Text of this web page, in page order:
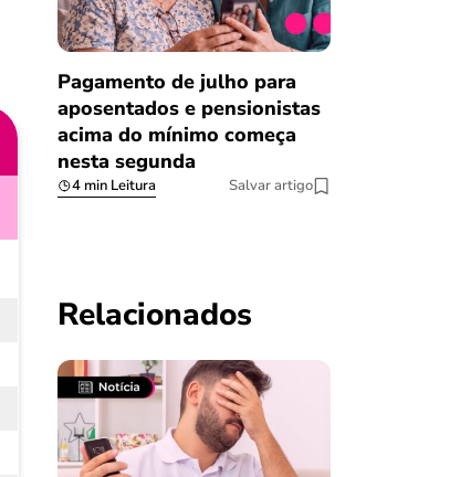
Pagamento de julho para
aposentados e pensionistas
acima do mínimo começa
nesta segunda
4 min Leitura Salvar artigo
Relacionados